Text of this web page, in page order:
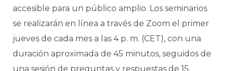
accesible para un público amplio. Los seminarios
se realizarán en línea a través de Zoom el primer
jueves de cada mes a las 4 p. m. (CET), con una
duración aproximada de 45 minutos, seguidos de
una sesión de preguntas y respuestas de 15